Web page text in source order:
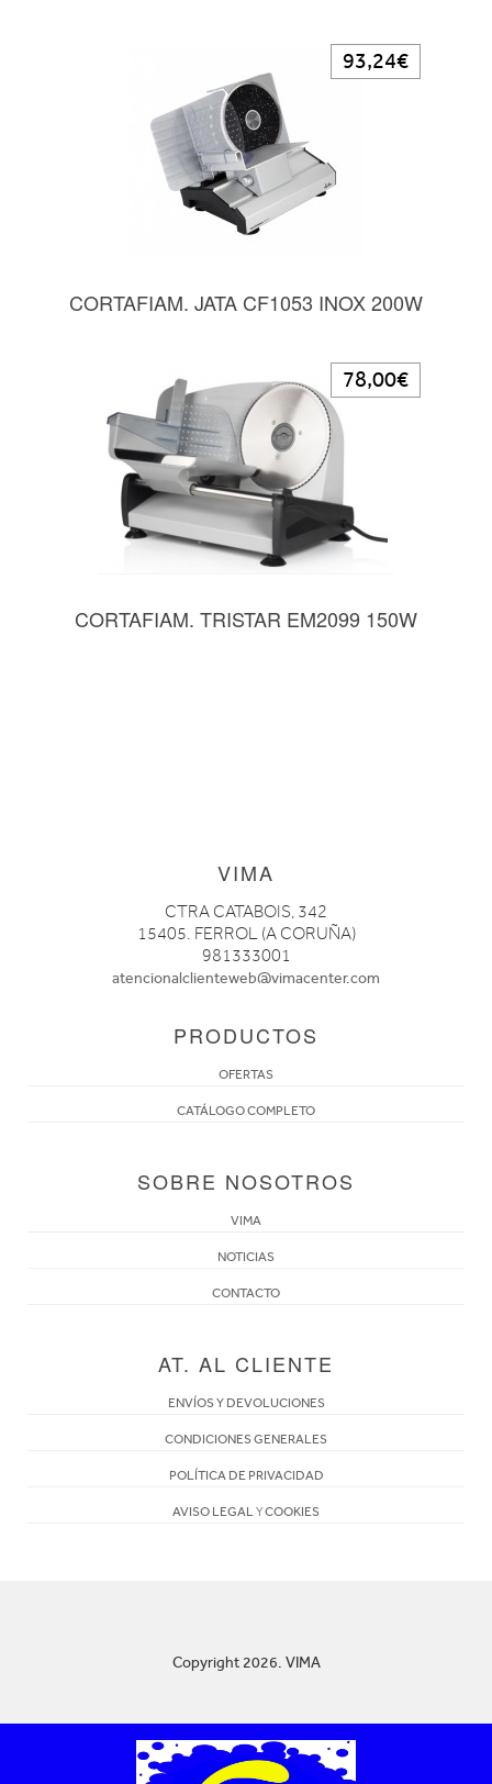
CORTAFIAM. JATA CF1053 INOX 200W
93,24€
CORTAFIAM. TRISTAR EM2099 150W
78,00€
VIMA
CTRA CATABOIS, 342
15405. FERROL (A CORUÑA)
981333001
atencionalclienteweb@vimacenter.com
PRODUCTOS
OFERTAS
CATÁLOGO COMPLETO
SOBRE NOSOTROS
VIMA
NOTICIAS
CONTACTO
AT. AL CLIENTE
ENVÍOS Y DEVOLUCIONES
CONDICIONES GENERALES
POLÍTICA DE PRIVACIDAD
AVISO LEGALYCOOKIES
Copyright 2026. VIMA